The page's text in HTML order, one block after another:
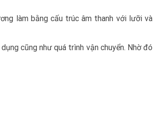
làm bằng cấu trúc âm thanh với lưỡi và
cũng như quá trình vận chuyển. Nhờ đó